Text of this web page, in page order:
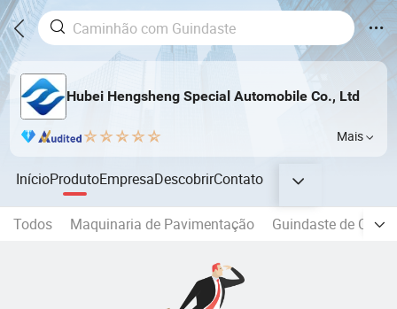
Hubei Hengsheng Special Automobile Co., Ltd
Mais
InícioProdutoEmpresaDescobrirContato
Todos Maquinaria de Pavimentação Guindaste de